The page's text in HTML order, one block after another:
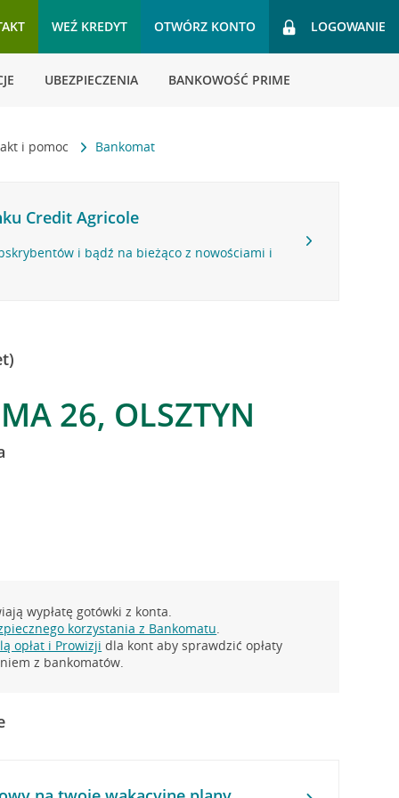
WEŹ KREDYT OTWÓRZ KONTO LOGOWANIE
UBEZPIECZENIA BANKOWOŚĆ PRIME
i pomoc Bankomat
Credit Agricole
i bądź na bieżąco z nowościami i
26, OLSZTYN
wypłatę gotówki z konta.
korzystania z Bankomatu.
opłat i Prowizji dla kont aby sprawdzić opłaty
z bankomatów.